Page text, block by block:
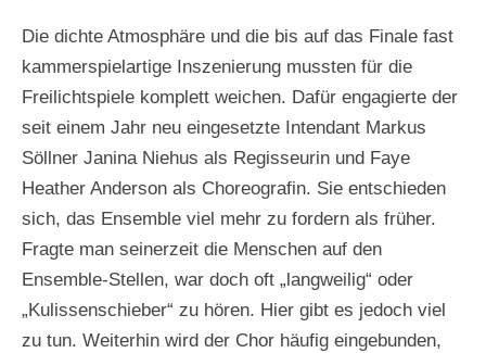
Die dichte Atmosphäre und die bis auf das Finale fast
kammerspielartige Inszenierung mussten für die
Freilichtspiele komplett weichen. Dafür engagierte der
seit einem Jahr neu eingesetzte Intendant Markus
Söllner Janina Niehus als Regisseurin und Faye
Heather Anderson als Choreografin. Sie entschieden
sich, das Ensemble viel mehr zu fordern als früher.
Fragte man seinerzeit die Menschen auf den
Ensemble-Stellen, war doch oft „langweilig“ oder
„Kulissenschieber“ zu hören. Hier gibt es jedoch viel
zu tun. Weiterhin wird der Chor häufig eingebunden,